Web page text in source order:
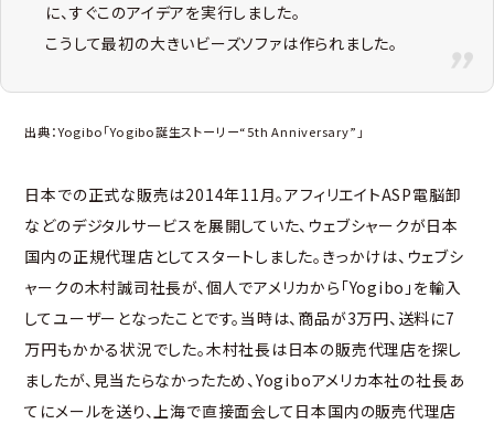
に、すぐこのアイデアを実行しました。
こうして最初の大きいビーズソファは作られました。
出典：Yogibo「Yogibo誕生ストーリー“5th Anniversary” 」
日本での正式な販売は2014年11月。アフィリエイトASP電脳卸
などのデジタルサービスを展開していた、ウェブシャークが日本
国内の正規代理店としてスタートしました。きっかけは、ウェブシ
ャークの木村誠司社長が、個人でアメリカから「Yogibo」を輸入
してユーザーとなったことです。当時は、商品が3万円、送料に7
万円もかかる状況でした。木村社長は日本の販売代理店を探し
ましたが、見当たらなかったため、Yogiboアメリカ本社の社長あ
てにメールを送り、上海で直接面会して日本国内の販売代理店